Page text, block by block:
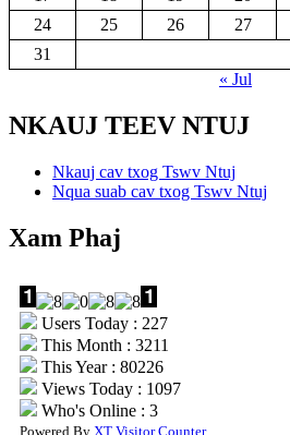
24
25 26 27
31
« Jul
NKAUJ TEEV NTUJ
Nkauj cav txog Tswv Ntuj
Nqua suab cav txog Tswv Ntuj
Xam Phaj
Users Today : 227
This Month : 3211
This Year : 80226
Views Today : 1097
Who's Online : 3
Powered By XT Visitor Counter